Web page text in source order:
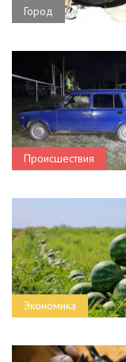
Город
Происшествия
Экономика